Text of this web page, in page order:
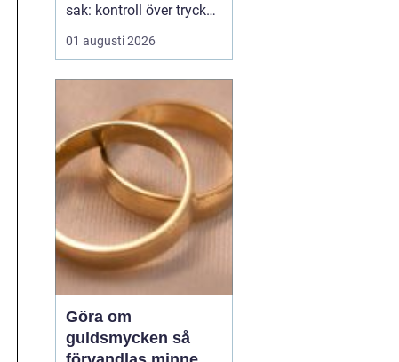
sak: kontroll över tryck
och flöde. I centrum står
Ventiler
håll och med vilket tryck.
Utan rätt ventiler blir
även den m...
01 augusti 2026
Göra om
guldsmycken så